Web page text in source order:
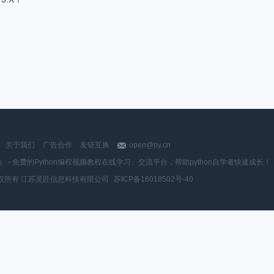
关于我们 广告合作 友链互换
open@py.cn
- 免费的Python编程视频教程在线学习、交流平台，帮助python自学者快速成长！
所有 江苏灵匠信息科技有限公司
苏ICP备16018502号-40